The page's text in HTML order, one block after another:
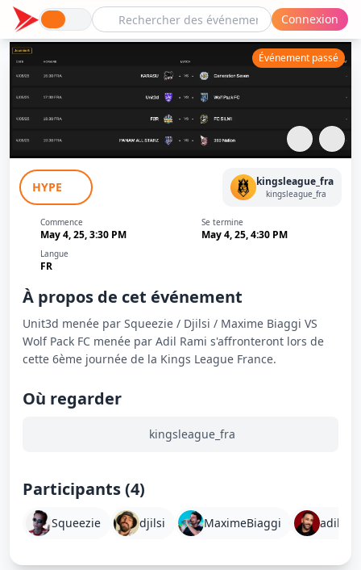
Connexion
Unit3d (Squeezie) vs Wolf Pack FC (Adil
Rami) - J6 - Kings League France
Événement passé
HYPE kingsleague_fra
kingsleague_fra
Commence
May 4, 25, 3:30 PM
Se termine
May 4, 25, 4:30 PM
Langue
FR
À propos de cet événement
Unit3d menée par Squeezie / Djilsi / Maxime Biaggi VS
Wolf Pack FC menée par Adil Rami s'affronteront lors de
cette 6ème journée de la Kings League France.
Où regarder
kingsleague_fra
Participants (4)
Squeezie djilsi MaximeBiaggi